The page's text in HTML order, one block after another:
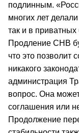
подлинным.
многих лет
так и в
Продление СНВ
что это позволит
никакого
администрация
вопрос. Она
соглашения или
Продолжение